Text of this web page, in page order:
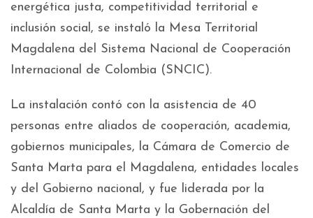
energética justa, competitividad territorial e
inclusión social, se instaló la Mesa Territorial
Magdalena del Sistema Nacional de Cooperación
Internacional de Colombia (SNCIC).
La instalación contó con la asistencia de 40
personas entre aliados de cooperación, academia,
gobiernos municipales, la Cámara de Comercio de
Santa Marta para el Magdalena, entidades locales
y del Gobierno nacional, y fue liderada por la
Alcaldía de Santa Marta y la Gobernación del